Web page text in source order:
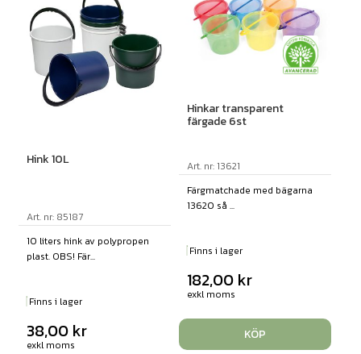
Hink 10L
Art. nr: 85187
10 liters hink av polypropen
plast. OBS! Fär...
Finns i lager
38,00 kr
exkl moms
Hinkar transparent
färgade 6st
Art. nr: 13621
Färgmatchade med bägarna
13620 så ...
Finns i lager
182,00 kr
exkl moms
KÖP